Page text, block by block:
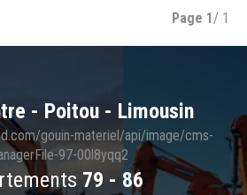
Page 1 / 1
- Poitou - Limousin
79 - 86